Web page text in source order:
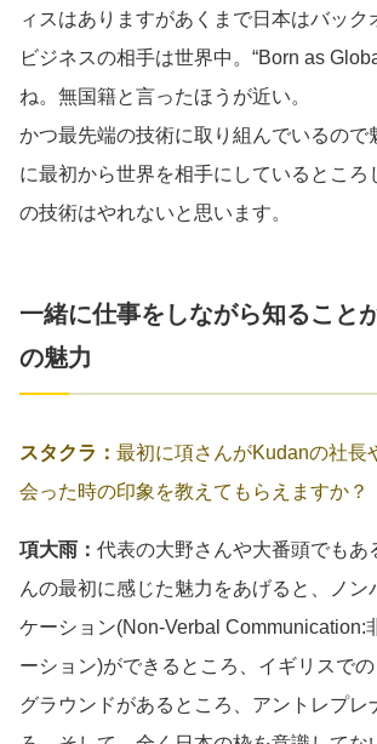
ィスはありますがあくまで日本はバック
ビジネスの相手は世界中。“Born as
ね。無国籍と言ったほうが近い。
かつ最先端の技術に取り組んでいるので
に最初から世界を相手にしているところ
の技術はやれないと思います。
一緒に仕事をしながら知ること
の魅力
スタクラ： 最初に項さんがKudanの社長
会った時の印象を教えてもらえますか？
項大雨： 代表の大野さんや大番頭でもあ
んの最初に感じた魅力をあげると、ノン
ケーション(Non-Verbal Communication:
ーション)ができるところ、イギリスで
グラウンドがあるところ、アントレプレ